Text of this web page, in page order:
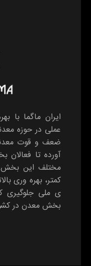
ایران ماگما با
عملی در حوزه
ضعف و قوت
آورده تا
مختلف این بخش
کمتر، بهره وری
ی ملی جلوگیری
بخش معدن در